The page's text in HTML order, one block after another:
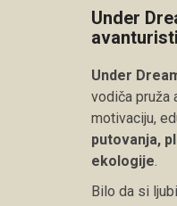
Under
Under
vodiča pruža
motivaciju,
putovanja,
ekologije.
Bilo da si